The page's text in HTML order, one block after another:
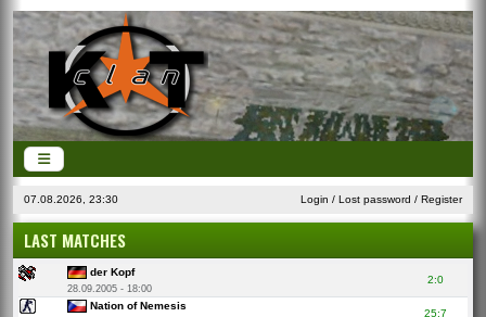
07.08.2026, 23:30 Login / Lost password / Register
LAST MATCHES
der Kopf
28.09.2005 - 18:00
2:0
Nation of Nemesis
25:7